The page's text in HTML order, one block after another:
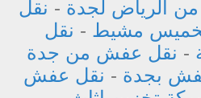
الرياض لجدة - نقل
مشيط - نقل
- نقل عفش من جدة
بجدة - نقل عفش